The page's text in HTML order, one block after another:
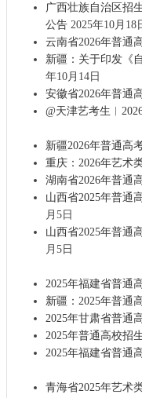
广西壮族自治区招
公告2025年10月18
云南省2026年普通
新疆：关于印发《
年10月14日
安徽省2026年普通
@天津艺考生
新疆2026年普通高
重庆：2026年艺术
湖南省2026年普通
山西省2025年普通
月5日
山西省2025年普通
月5日
2025年福建省普通
新疆：2025年普通
2025年甘肃省普通
2025年普通高校招
2025年福建省普通
青海省2025年艺术